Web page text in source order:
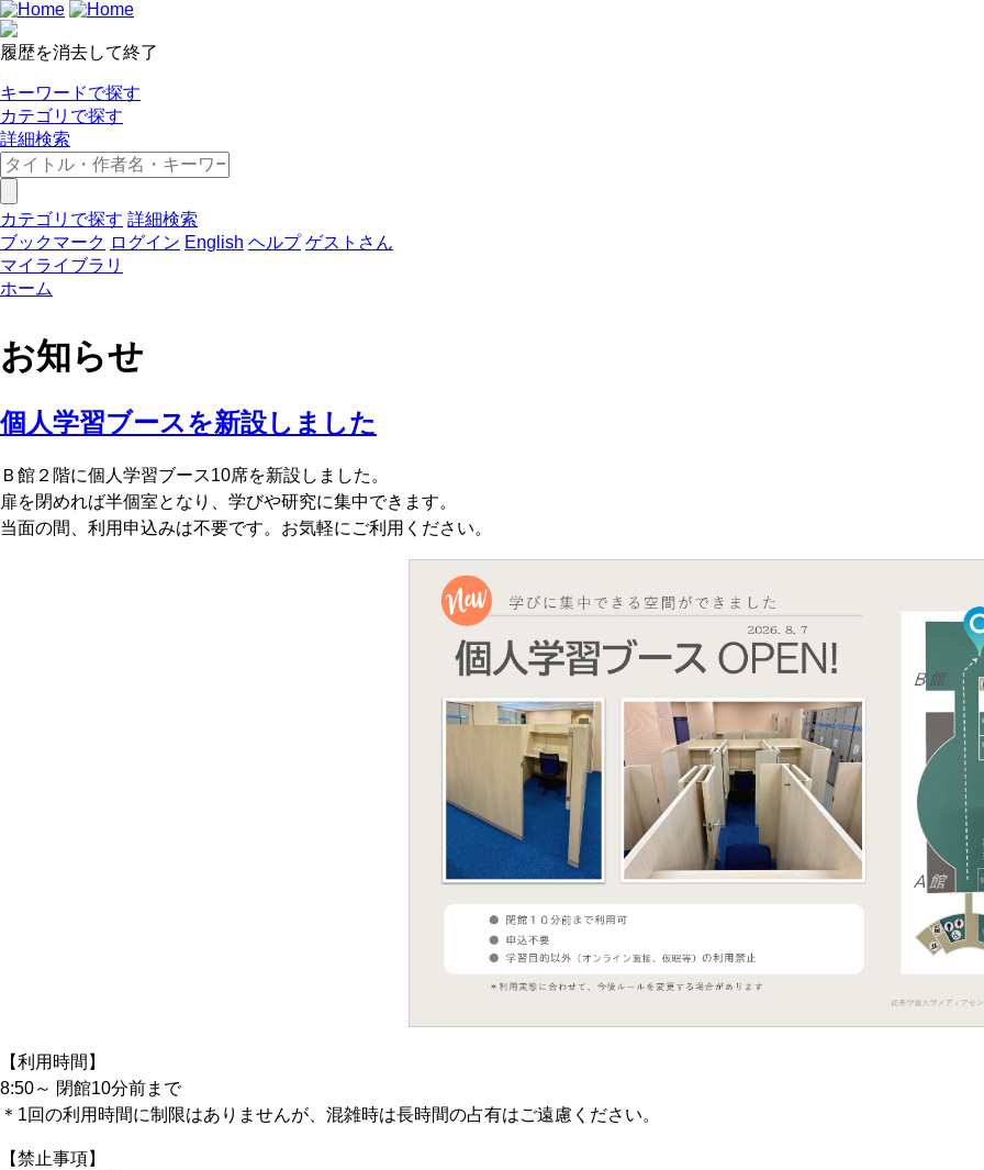
履歴を消去して終了
キーワードで探す
カテゴリで探す
詳細検索
カテゴリで探す 詳細検索
ブックマーク ログイン English ヘルプ ゲストさん
マイライブラリ
ホーム
お知らせ
個人学習ブースを新設しました
Ｂ館２階に個人学習ブース10席を新設しました。
扉を閉めれば半個室となり、学びや研究に集中できます。
当面の間、利用申込みは不要です。お気軽にご利用ください。
【利用時間】
8:50～ 閉館10分前まで
＊1回の利用時間に制限はありませんが、混雑時は長時間の占有はご遠慮ください。
【禁止事項】